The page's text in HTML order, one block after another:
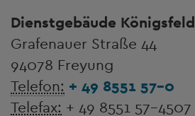
Dienstgebäude Königsfeld
Grafenauer Straße 44
94078 Freyung
Telefon: + 49 8551 57-0
Telefax: + 49 8551 57-4507